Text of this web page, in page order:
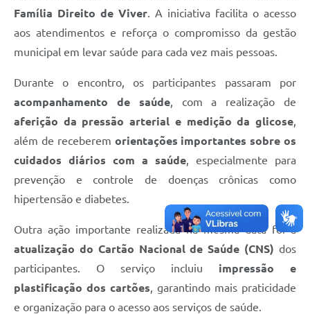
Família Direito de Viver . A iniciativa facilita o acesso
aos atendimentos e reforça o compromisso da gestão
municipal em levar saúde para cada vez mais pessoas.
Durante o encontro, os participantes passaram por
acompanhamento de saúde, com a realização de
aferição da pressão arterial e medição da glicose
além de receberem orientações importantes sobre os
cuidados diários com a saúde , especialmente para
prevenção e controle de doenças crônicas como
hipertensão e diabetes.
Outra ação importante realizada na mesma data foi a
atualização do Cartão Nacional de Saúde (CNS) dos
participantes. O serviço incluiu impressão e
plastificação dos cartões , garantindo mais praticidade
e organização para o acesso aos serviços de saúde.